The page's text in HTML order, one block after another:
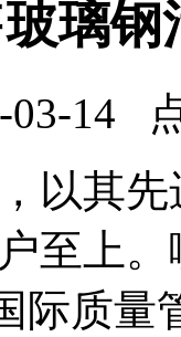
璃钢
03-14
其先
至上
际质